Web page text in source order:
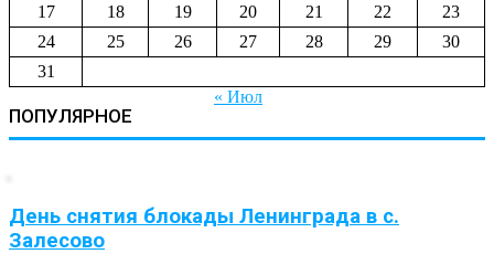
17
18 19 20 21 22
23
24
25 26 27 28 29
30
31
« Июл
ПОПУЛЯРНОЕ
День снятия блокады Ленинграда в с.
Залесово